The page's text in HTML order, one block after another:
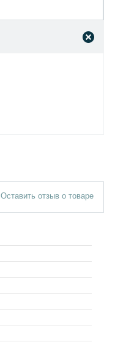
Оставить отзыв о товаре